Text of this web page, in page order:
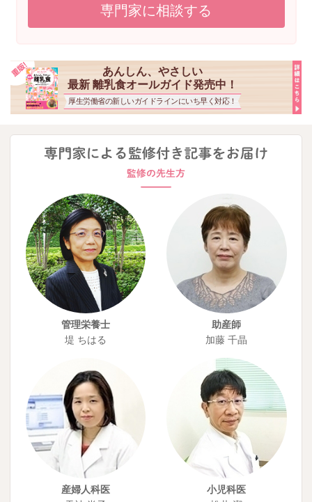
専門家に相談する
あんしん、やさしい
最新 離乳食オールガイド発売中！
厚生労働省の新しいガイドラインにいち早く対応！
管理栄養士
堤 ちはる
助産師
加藤 千晶
産婦人科医
小児科医